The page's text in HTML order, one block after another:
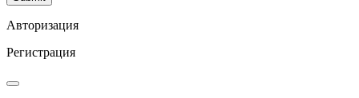
Авторизация
Регистрация